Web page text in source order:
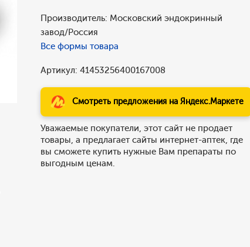
Производитель: Московский эндокринный
завод/Россия
Все формы товара
Артикул: 41453256400167008
Смотреть предложения на Яндекс.Маркете
Уважаемые покупатели, этот сайт не продает
товары, а предлагает сайты интернет-аптек, где
вы сможете купить нужные Вам препараты по
выгодным ценам.